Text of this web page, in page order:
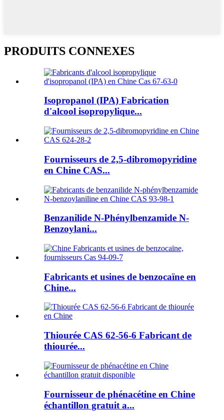
PRODUITS CONNEXES
Isopropanol (IPA) Fabrication
d'alcool isopropylique...
Fournisseurs de 2,5-dibromopyridine
en Chine CAS...
Benzanilide N-Phénylbenzamide N-
Benzoylani...
Fabricants et usines de benzocaïne en
Chine...
Thiourée CAS 62-56-6 Fabricant de
thiourée...
Fournisseur de phénacétine en Chine
échantillon gratuit a...